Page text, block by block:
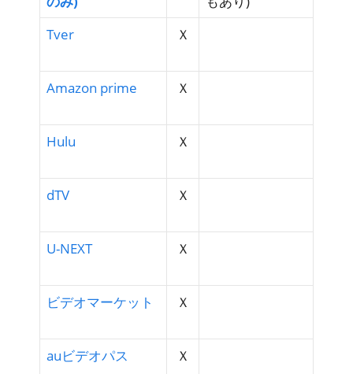
Tver
Ｘ
Amazon prime Ｘ
Hulu Ｘ
dTV Ｘ
U-NEXT Ｘ
ビデオマーケット Ｘ
auビデオパス Ｘ